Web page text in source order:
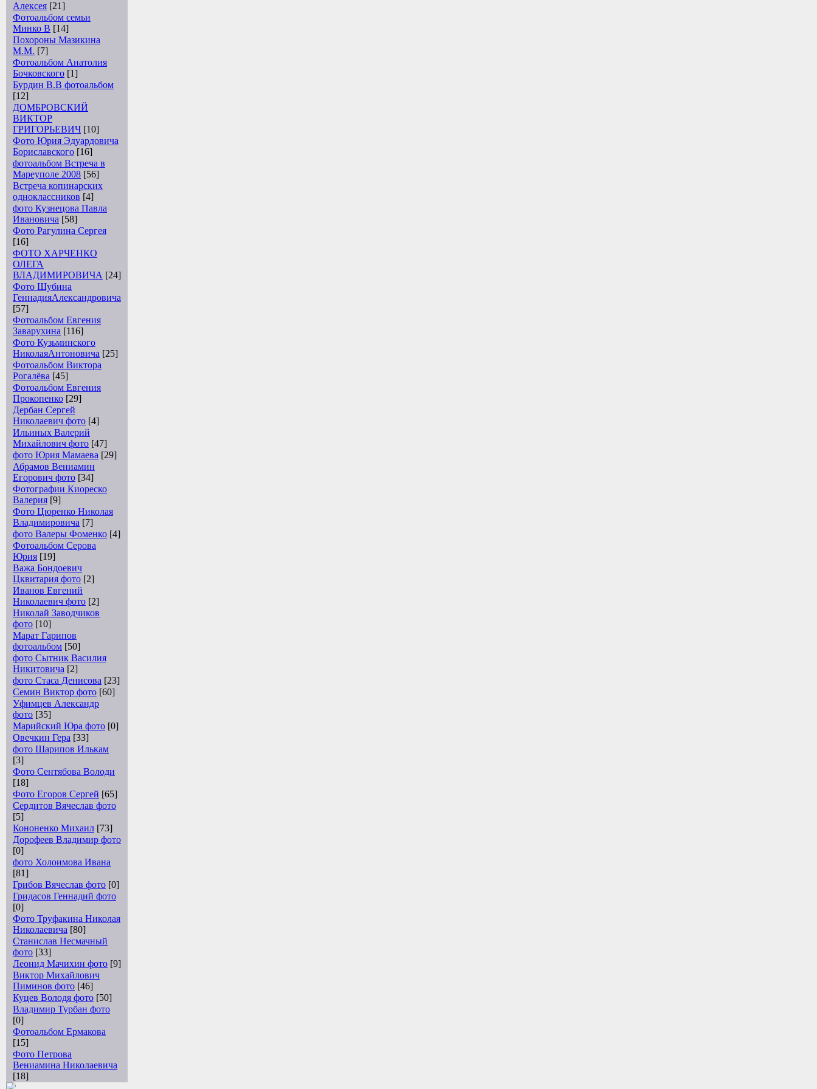
Алексея [21]
Фотоальбом семьи
Минко В [14]
Похороны Мазикина
М.М. [7]
Фотоальбом Анатолия
Бочковского [1]
Бурдин В.В фотоальбом
[12]
ДОМБРОВСКИЙ
ВИКТОР
ГРИГОРЬЕВИЧ [10]
Фото Юрия Эдуардовича
Бориславского [16]
фотоальбом Встреча в
Мареуполе 2008 [56]
Встреча копинарских
одноклассников [4]
фото Кузнецова Павла
Ивановича [58]
Фото Рагулина Сергея
[16]
ФОТО ХАРЧЕНКО
ОЛЕГА
ВЛАДИМИРОВИЧА [24]
Фото Шубина
ГеннадияАлександровича
[57]
Фотоальбом Евгения
Заварухина [116]
Фото Кузьминского
НиколаяАнтоновича [25]
Фотоальбом Виктора
Рогалёва [45]
Фотоальбом Евгения
Прокопенко [29]
Дербан Сергей
Николаевич фото [4]
Ильиных Валерий
Михайлович фото [47]
фото Юрия Мамаева [29]
Абрамов Вениамин
Егорович фото [34]
Фотографии Киореско
Валерия [9]
Фото Цюренко Николая
Владимировича [7]
фото Валеры Фоменко [4]
Фотоальбом Серова
Юрия [19]
Важа Бондоевич
Цквитария фото [2]
Иванов Евгений
Николаевич фото [2]
Николай Заводчиков
фото [10]
Марат Гарипов
фотоальбом [50]
фото Сытник Василия
Никитовича [2]
фото Стаса Денисова [23]
Семин Виктор фото [60]
Уфимцев Александр
фото [35]
Марийский Юра фото [0]
Овечкин Гера [33]
фото Шарипов Илькам
[3]
Фото Сентябова Володи
[18]
Фото Егоров Сергей [65]
Сердитов Вячеслав фото
[5]
Кононенко Михаил [73]
Дорофеев Владимир фото
[0]
фото Холоимова Ивана
[81]
Грибов Вячеслав фото [0]
Гридасов Геннадий фото
[0]
Фото Труфакина Николая
Николаевича [80]
Станислав Несмачный
фото [33]
Леонид Мачихин фото [9]
Виктор Михайлович
Пиминов фото [46]
Куцев Володя фото [50]
Владимир Турбан фото
[0]
Фотоальбом Ермакова
[15]
Фото Петрова
Вениамина Николаевича
[18]